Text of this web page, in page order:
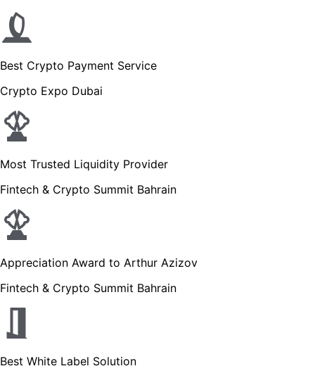
Best Crypto Payment Service
Crypto Expo Dubai
Most Trusted Liquidity Provider
Fintech & Crypto Summit Bahrain
Appreciation Award to Arthur Azizov
Fintech & Crypto Summit Bahrain
Best White Label Solution